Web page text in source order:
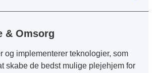
& Omsorg
og implementerer teknologier, som
skabe de bedst mulige plejehjem for